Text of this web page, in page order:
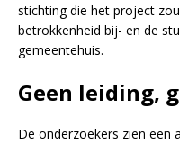
stichting die het project
betrokkenheid bij- en de
gemeentehuis.
Geen leiding,
De onderzoekers zien een